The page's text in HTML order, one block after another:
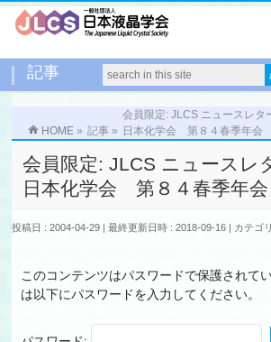
記事
HOME » 記事 »
会員限定: JLCS ニュースレタ
日本化学会 第８４春季年会
会員限定: JLCS ニュースレ
日本化学会 第８４春季年
投稿日 : 2004-04-29 最終更新日時 : 2018-09-16 カテゴ
このコンテンツはパスワードで保護されて
は以下にパスワードを入力してください。